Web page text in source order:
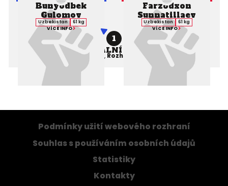
Bunyodbek
Gulomov
Uzbekistan
61 kg
VÍCE INFO
1
PROFESIONÁLNÍ ZÁPAS MMA
Výsledek:KO, 1. kolo 1:50, Rozhodčí: Temur Makhmudov
Farzodxon
Sunnatillaev
Uzbekistan
61 kg
VÍCE INFO
Podmínky užití webového rozhraní
Souhlas s používáním osobních údajů
Statistiky
Kontakty